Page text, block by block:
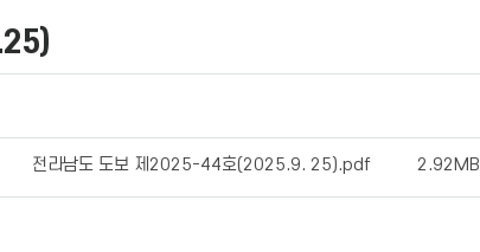
전라남도 도보 제2025-44호(2025.9. 25).pdf 2.92MB